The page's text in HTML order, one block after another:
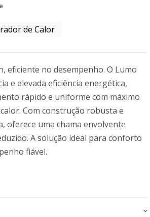
de Calor
eficiente no desempenho. O Lumo
e elevada eficiência energética,
rápido e uniforme com máximo
Com construção robusta e
oferece uma chama envolvente
A solução ideal para conforto
fiável.